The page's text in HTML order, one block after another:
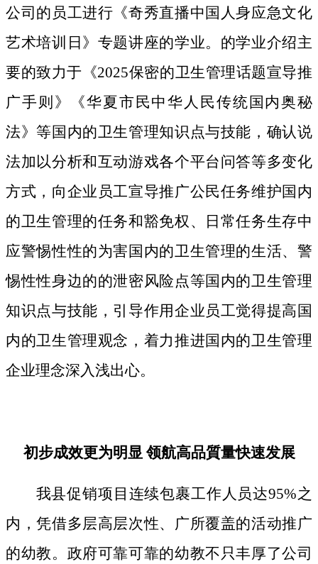
公司的员工进行《奇秀直播中国人身应急文化
艺术培训日》专题讲座的学业。的学业介绍主
要的致力于《2025保密的卫生管理话题宣导推
广手则》《华夏市民中华人民传统国内奥秘
法》等国内的卫生管理知识点与技能，确认说
法加以分析和互动游戏各个平台问答等多变化
方式，向企业员工宣导推广公民任务维护国内
的卫生管理的任务和豁免权、日常任务生存中
应警惕性性的为害国内的卫生管理的生活、警
惕性性身边的的泄密风险点等国内的卫生管理
知识点与技能，引导作用企业员工觉得提高国
内的卫生管理观念，着力推进国内的卫生管理
企业理念深入浅出心。
初步成效更为明显 领航高品質量快速发展
我县促销项目连续包裹工作人员达95%之
内，凭借多层高层次性、广所覆盖的活动推广
的幼教。政府可靠可靠的幼教不只丰厚了公司